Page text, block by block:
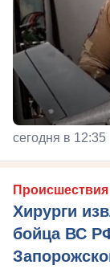
сегодня в 12:35
Происшествия
Хирурги
бойца ВС